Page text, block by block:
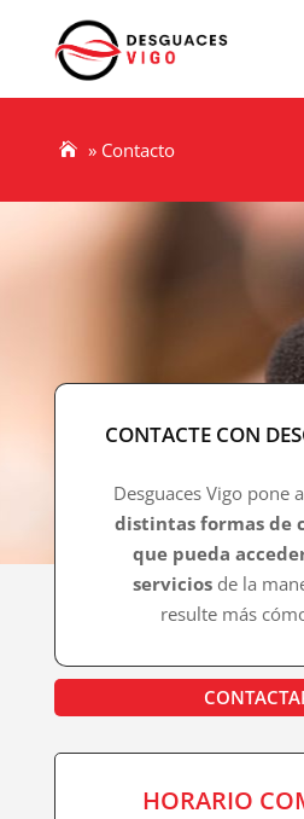
»Contacto
CONTACTE CON
Desguaces Vigo pone
distintas formas de
que pueda
servicios de la
resulte más
HORARIO